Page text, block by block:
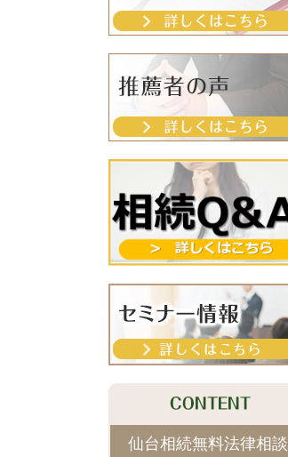
仙台相続無料法律相談